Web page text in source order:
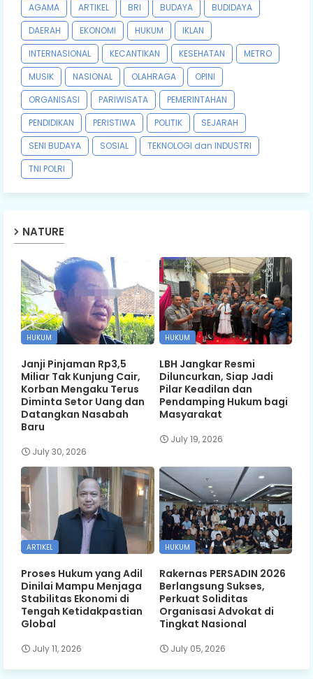
AGAMA ARTIKEL BRI BUDAYA
BUDIDAYA
DAERAH
EKONOMI HUKUM
IKLAN
INTERNASIONAL
KECANTIKAN KESEHATAN
METRO
MUSIK
NASIONAL OLAHRAGA
OPINI
ORGANISASI
PARIWISATA
PEMERINTAHAN
PENDIDIKAN
PERISTIWA POLITIK
SEJARAH
SENI BUDAYA
SOSIAL
TEKNOLOGI dan INDUSTRI
TNI POLRI
NATURE
HUKUM
Janji Pinjaman Rp3,5
Miliar Tak Kunjung Cair,
Korban Mengaku Terus
Diminta Setor Uang dan
Datangkan Nasabah
Baru
July 30, 2026
HUKUM
LBH Jangkar Resmi
Diluncurkan, Siap Jadi
Pilar Keadilan dan
Pendamping Hukum bagi
Masyarakat
July 19, 2026
ARTIKEL
Proses Hukum yang Adil
Dinilai Mampu Menjaga
Stabilitas Ekonomi di
Tengah Ketidakpastian
Global
July 11, 2026
HUKUM
Rakernas PERSADIN 2026
Berlangsung Sukses,
Perkuat Soliditas
Organisasi Advokat di
Tingkat Nasional
July 05, 2026